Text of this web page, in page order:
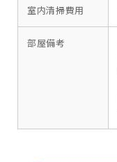
室内清掃費用
部屋備考